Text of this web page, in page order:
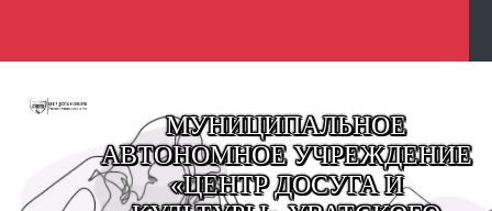
МУНИЦИПАЛЬНОЕ
АВТОНОМНОЕ УЧРЕЖДЕНИЕ
«ЦЕНТР ДОСУГА И